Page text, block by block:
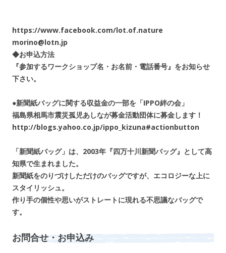
https://www.facebook.com/lot.of.nature
morino@lotn.jp
◆お申込方法
『参加するワークショップ名・お名前・電話番号』をお知らせ
下さい。
●新聞紙バッグに関する収益金の一部を「IPPO絆の会」
福島県相馬市震災孤児あしなが募金活動団体に募金します！
http://blogs.yahoo.co.jp/ippo_kizuna#actionbutton
「新聞紙バッグ」は、2003年『四万十川新聞バッグ』として高
知県で生まれました。
新聞紙をのりづけしただけのバッグですが、エコロジーな上に
スタイリッシュ。
作り手の個性や思いがストレートに現れる不思議なバッグで
す。
お問合せ・お申込み